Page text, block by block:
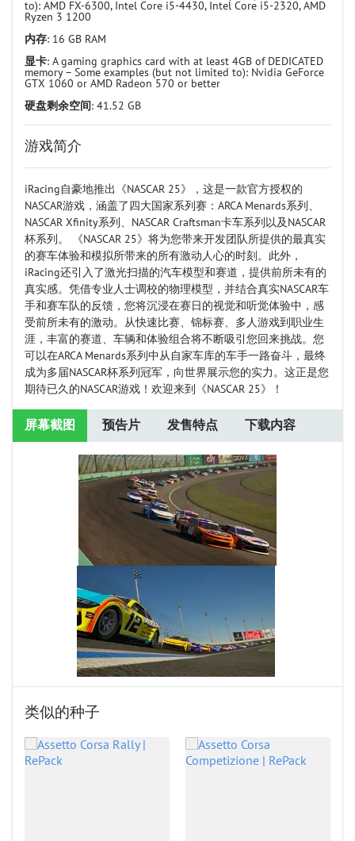
to): AMD FX-6300, Intel Core i5-4430, Intel Core i5-2320, AMD
Ryzen 3 1200
内存: 16 GB RAM
显卡: A gaming graphics card with at least 4GB of DEDICATED
memory – Some examples (but not limited to): Nvidia GeForce
GTX 1060 or AMD Radeon 570 or better
硬盘剩余空间: 41.52 GB
游戏简介
iRacing自豪地推出《NASCAR 25》，这是一款官方授权的
NASCAR游戏，涵盖了四大国家系列赛：ARCA Menards系列、
NASCAR Xfinity系列、NASCAR Craftsman卡车系列以及NASCAR
杯系列。 《NASCAR 25》将为您带来开发团队所提供的最真实
的赛车体验和模拟所带来的所有激动人心的时刻。此外，
iRacing还引入了激光扫描的汽车模型和赛道，提供前所未有的
真实感。凭借专业人士调校的物理模型，并结合真实NASCAR车
手和赛车队的反馈，您将沉浸在赛日的视觉和听觉体验中，感
受前所未有的激动。从快速比赛、锦标赛、多人游戏到职业生
涯，丰富的赛道、车辆和体验组合将不断吸引您回来挑战。您
可以在ARCA Menards系列中从自家车库的车手一路奋斗，最终
成为多届NASCAR杯系列冠军，向世界展示您的实力。这正是您
期待已久的NASCAR游戏！欢迎来到《NASCAR 25》！
屏幕截图 预告片 发售特点 下载内容
类似的种子